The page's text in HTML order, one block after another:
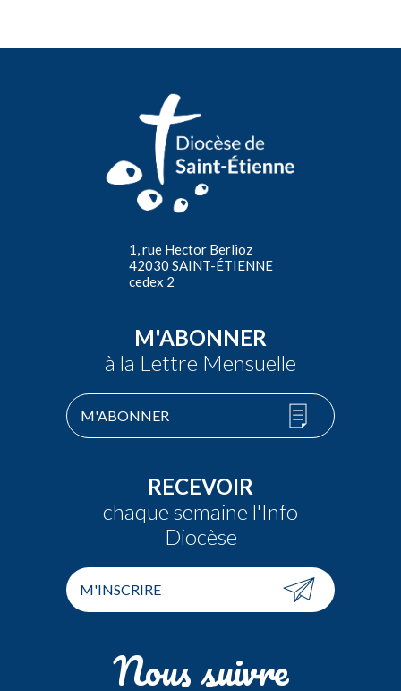
1, rue Hector Berlioz
42030 SAINT-ÉTIENNE
cedex 2
M'ABONNER
à la Lettre Mensuelle
M'ABONNER
RECEVOIR
chaque semaine l'Info
Diocèse
M'INSCRIRE
Nous suivre